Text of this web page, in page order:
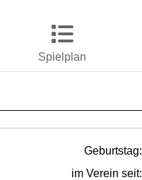
Spielplan
Geburtstag:
im Verein seit: